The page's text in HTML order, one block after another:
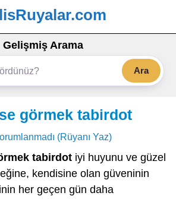
Gelişmiş Arama
Ara
görmek tabirdot
(Rüyanı Yaz)
tabirdot iyi huyunu ve güzel
kendisine olan güveninin
her geçen gün daha